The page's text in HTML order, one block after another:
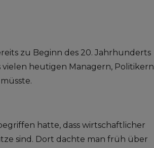
zu Beginn des 20. Jahrhunderts
heutigen Managern, Politikern
hatte, dass wirtschaftlicher
sind. Dort dachte man früh über